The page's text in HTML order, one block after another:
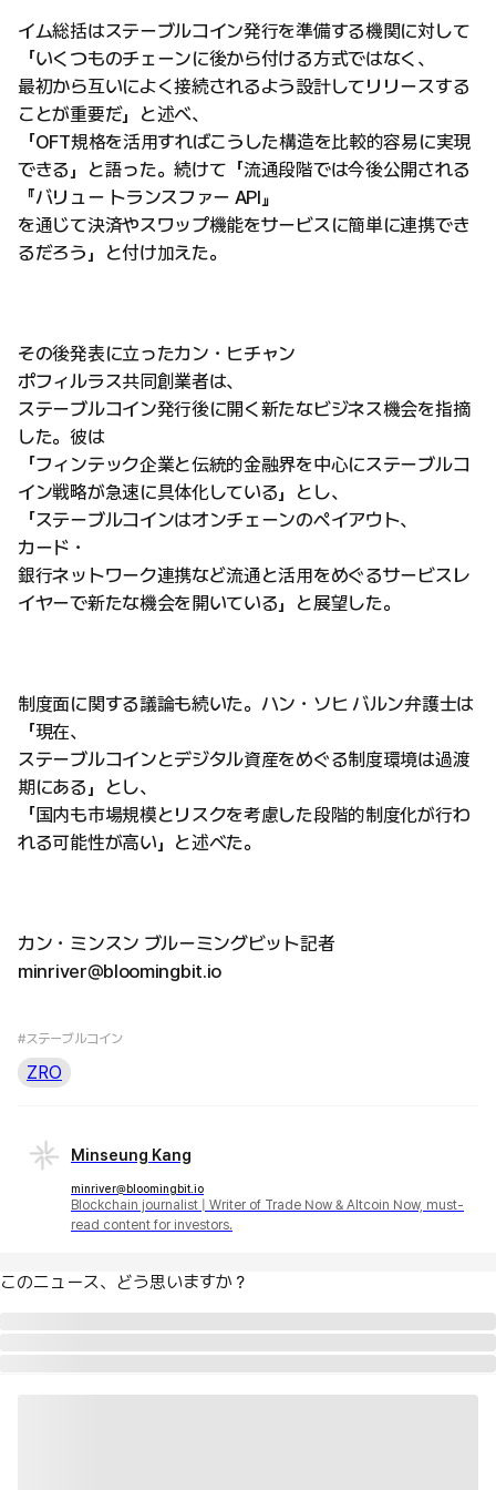
イム総括はステーブルコイン発行を準備する機関に対して
「いくつものチェーンに後から付ける方式ではなく、
最初から互いによく接続されるよう設計してリリースする
ことが重要だ」と述べ、
「OFT規格を活用すればこうした構造を比較的容易に実現
できる」と語った。続けて「流通段階では今後公開される
『バリュー トランスファー API』
を通じて決済やスワップ機能をサービスに簡単に連携でき
るだろう」と付け加えた。
その後発表に立ったカン・ヒチャン
ポフィルラス共同創業者は、
ステーブルコイン発行後に開く新たなビジネス機会を指摘
した。彼は
「フィンテック企業と伝統的金融界を中心にステーブルコ
イン戦略が急速に具体化している」とし、
「ステーブルコインはオンチェーンのペイアウト、
カード・
銀行ネットワーク連携など流通と活用をめぐるサービスレ
イヤーで新たな機会を開いている」と展望した。
制度面に関する議論も続いた。ハン・ソヒ バルン弁護士は
「現在、
ステーブルコインとデジタル資産をめぐる制度環境は過渡
期にある」とし、
「国内も市場規模とリスクを考慮した段階的制度化が行わ
れる可能性が高い」と述べた。
カン・ミンスン ブルーミングビット記者
minriver@bloomingbit.io
#ステーブルコイン
ZRO
Minseung Kang
minriver@bloomingbit.io
Blockchain journalist | Writer of Trade Now & Altcoin Now, must-
read content for investors.
このニュース、どう思いますか？